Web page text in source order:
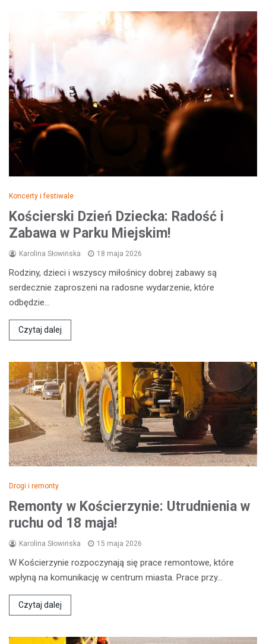
Koncerty i festiwale
Kościerski Dzień Dziecka: Radość i
Zabawa w Parku Miejskim!
Karolina Słowińska 18 maja 2026
Rodziny, dzieci i wszyscy miłośnicy dobrej zabawy są
serdecznie zaproszeni na radosne wydarzenie, które
odbędzie…
Czytaj dalej
Drogi i remonty
Remonty w Kościerzynie: Utrudnienia w
ruchu od 18 maja!
Karolina Słowińska 15 maja 2026
W Kościerzynie rozpoczynają się prace remontowe, które
wpłyną na komunikację w centrum miasta. Prace przy…
Czytaj dalej